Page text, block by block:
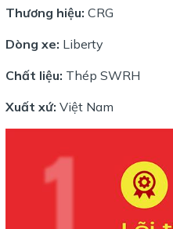
Thương hiệu: CRG
Dòng xe: Liberty
Chất liệu: Thép SWRH
Xuất xứ: Việt Nam